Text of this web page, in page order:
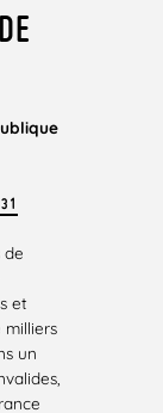
de
et
milliers
un